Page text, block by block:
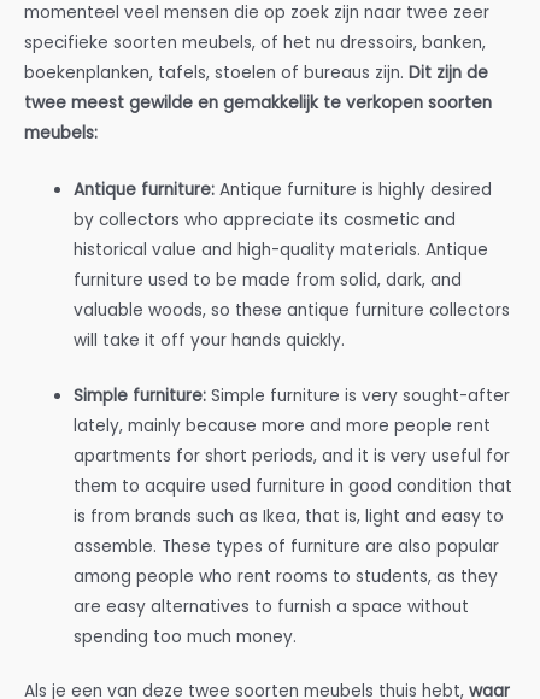
momenteel veel mensen die op zoek zijn naar twee zeer
specifieke soorten meubels, of het nu dressoirs, banken,
boekenplanken, tafels, stoelen of bureaus zijn. Dit zijn de
twee meest gewilde en gemakkelijk te verkopen soorten
meubels:
Antique furniture: Antique furniture is highly desired
by collectors who appreciate its cosmetic and
historical value and high-quality materials. Antique
furniture used to be made from solid, dark, and
valuable woods, so these antique furniture collectors
will take it off your hands quickly.
Simple furniture: Simple furniture is very sought-after
lately, mainly because more and more people rent
apartments for short periods, and it is very useful for
them to acquire used furniture in good condition that
is from brands such as Ikea, that is, light and easy to
assemble. These types of furniture are also popular
among people who rent rooms to students, as they
are easy alternatives to furnish a space without
spending too much money.
Als je een van deze twee soorten meubels thuis hebt, waar